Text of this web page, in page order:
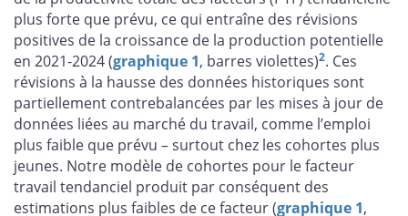
plus forte que prévu, ce qui entraîne des révisions
positives de la croissance de la production potentielle
en 2021-2024 (graphique 1, barres violettes)2. Ces
révisions à la hausse des données historiques sont
partiellement contrebalancées par les mises à jour de
données liées au marché du travail, comme l’emploi
plus faible que prévu – surtout chez les cohortes plus
jeunes. Notre modèle de cohortes pour le facteur
travail tendanciel produit par conséquent des
estimations plus faibles de ce facteur (graphique 1,